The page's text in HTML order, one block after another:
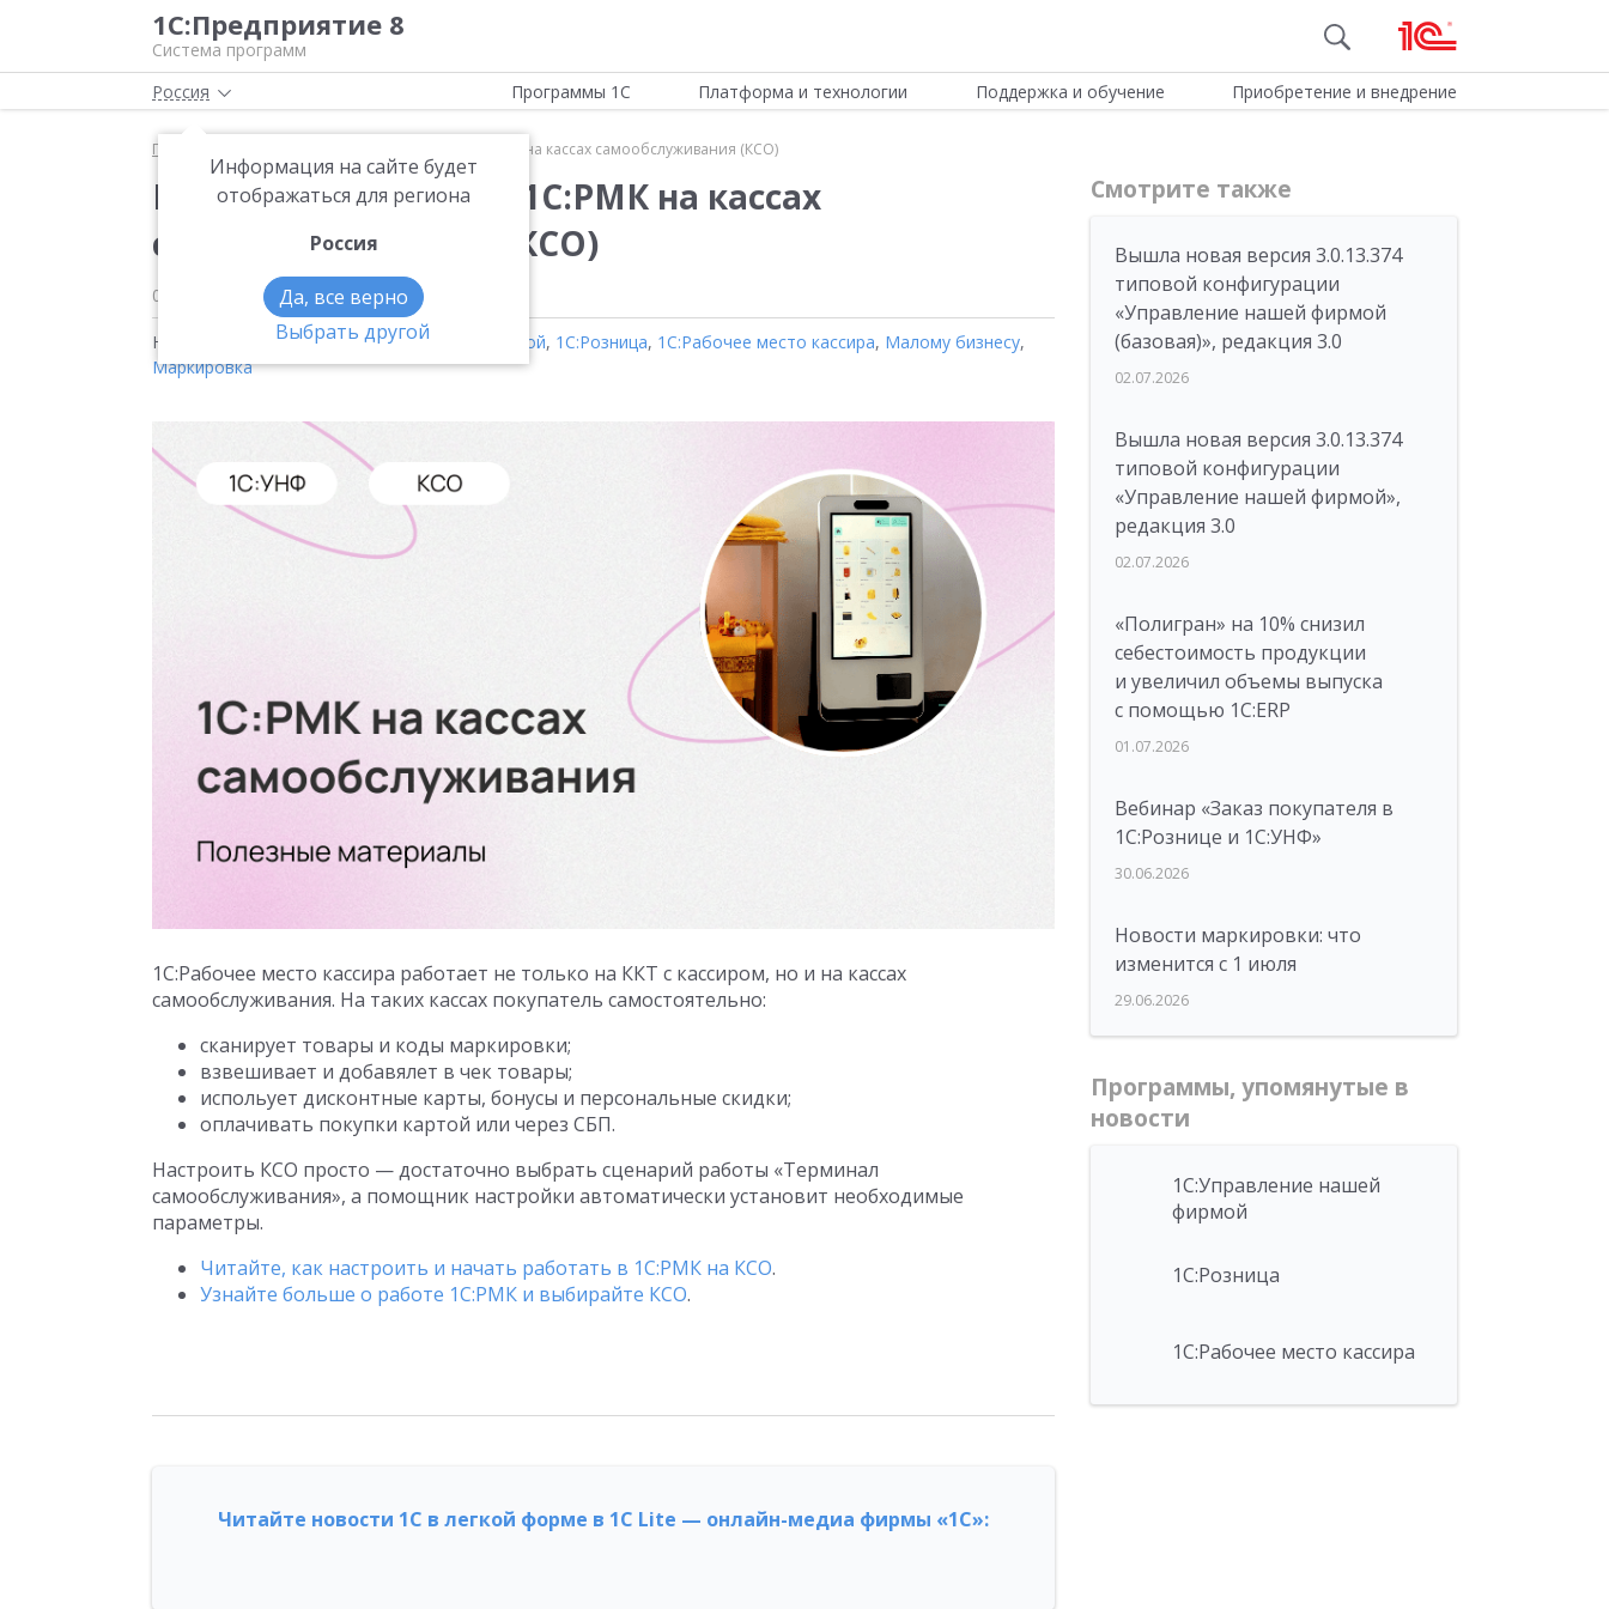
1С:Предприятие 8
Система программ
Россия
Информация на сайте будет
отображаться для региона
Россия
Да, все верно
Выбрать другой
Программы 1С Платформа и технологии Поддержка и обучение Приобретение и внедрение
Главная Новые возможности 1С:РМК на кассах самообслуживания (КСО)
Новые возможности 1С:РМК на кассах
самообслуживания (КСО)
02.07.2026
Новости на тему:1С:Управление нашей фирмой, 1С:Розница, 1С:Рабочее место кассира, Малому бизнесу,
Маркировка
1С:Рабочее место кассира работает не только на ККТ с кассиром, но и на кассах
самообслуживания. На таких кассах покупатель самостоятельно:
сканирует товары и коды маркировки;
взвешивает и добавялет в чек товары;
испольует дисконтные карты, бонусы и персональные скидки;
оплачивать покупки картой или через СБП.
Настроить КСО просто — достаточно выбрать сценарий работы «Терминал
самообслуживания», а помощник настройки автоматически установит необходимые
параметры.
Читайте, как настроить и начать работать в 1С:РМК на КСО.
Узнайте больше о работе 1С:РМК и выбирайте КСО.
Читайте новости 1С в легкой форме в 1С Lite — онлайн-медиа фирмы «1С»:
Смотрите также
Вышла новая версия 3.0.13.374
типовой конфигурации
«Управление нашей фирмой
(базовая)», редакция 3.0
02.07.2026
Вышла новая версия 3.0.13.374
типовой конфигурации
«Управление нашей фирмой»,
редакция 3.0
02.07.2026
«Полигран» на 10% снизил
себестоимость продукции
и увеличил объемы выпуска
с помощью 1С:ERP
01.07.2026
Вебинар «Заказ покупателя в
1С:Рознице и 1С:УНФ»
30.06.2026
Новости маркировки: что
изменится с 1 июля
29.06.2026
Программы, упомянутые в
новости
1С:Управление нашей
фирмой
1С:Розница
1С:Рабочее место кассира